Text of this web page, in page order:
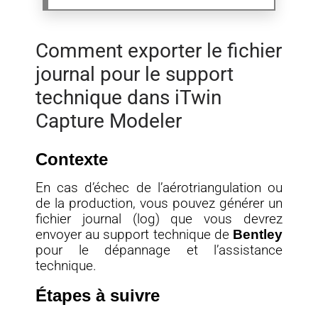
Comment exporter le fichier
journal pour le support
technique dans iTwin
Capture Modeler
Contexte
En cas d’échec de l’aérotriangulation ou
de la production, vous pouvez générer un
fichier journal (log) que vous devrez
envoyer au support technique de Bentley
pour le dépannage et l’assistance
technique.
Étapes à suivre